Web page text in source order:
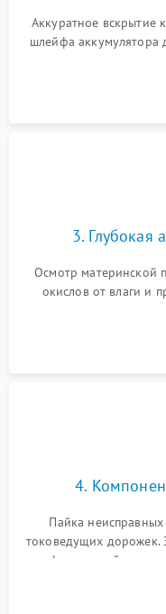
Аккуратное вскрытие
шлейфа аккумулятора
высохшей
3. Глубокая
Осмотр материнской
окислов от влаги и
дежурных
4.
Пайка неисправных
токоведущих дорожек.
инфракрасной
BIOS или